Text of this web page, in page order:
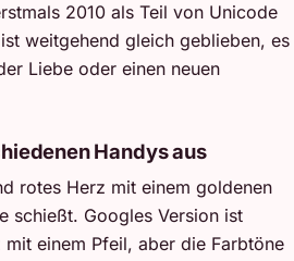
2010 als Teil von Unicode
weitgehend gleich geblieben, es
Liebe oder einen neuen
Handys aus
rotes Herz mit einem goldenen
schießt. Googles Version ist
einem Pfeil, aber die Farbtöne